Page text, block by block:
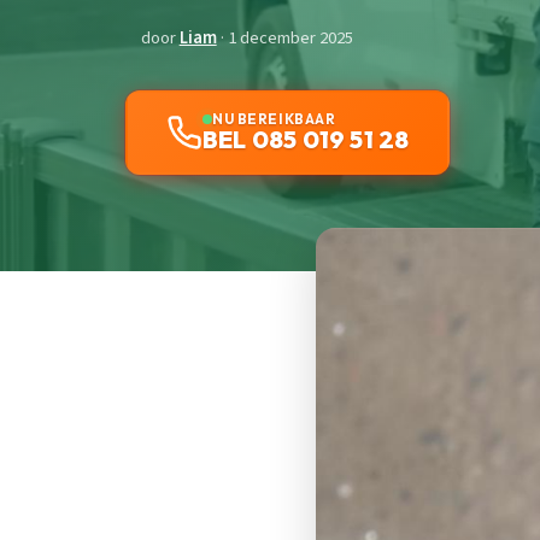
doorLiam· 1 december 2025
NU BEREIKBAAR
BEL 085 019 51 28